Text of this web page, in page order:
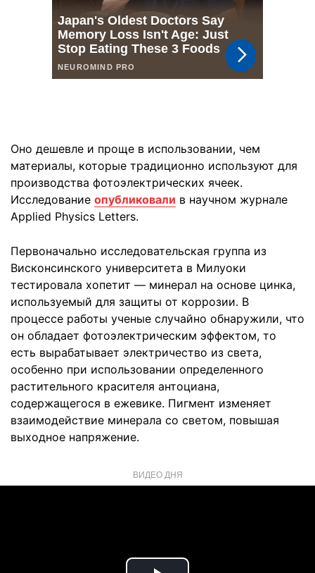
Оно дешевле и проще в использовании, чем
материалы, которые традиционно используют для
производства фотоэлектрических ячеек.
Исследование опубликовали в научном журнале
Applied Physics Letters.
Первоначально исследовательская группа из
Висконсинского университета в Милуоки
тестировала хопетит — минерал на основе цинка,
используемый для защиты от коррозии. В
процессе работы ученые случайно обнаружили, что
он обладает фотоэлектрическим эффектом, то
есть вырабатывает электричество из света,
особенно при использовании определенного
растительного красителя антоциана,
содержащегося в ежевике. Пигмент изменяет
взаимодействие минерала со светом, повышая
выходное напряжение.
ВИДЕО ДНЯ